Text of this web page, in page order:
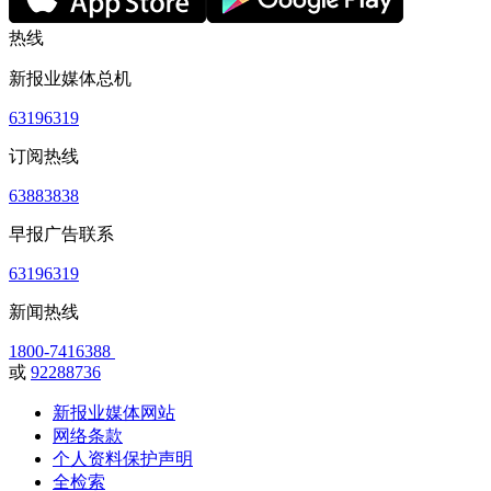
热线
新报业媒体总机
63196319
订阅热线
63883838
早报广告联系
63196319
新闻热线
1800-7416388
或 92288736
新报业媒体网站
网络条款
个人资料保护声明
全检索